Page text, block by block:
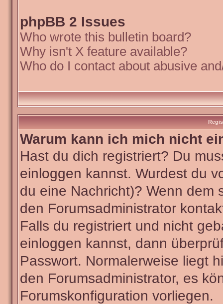
phpBB 2 Issues
Who wrote this bulletin board?
Why isn't X feature available?
Who do I contact about abusive
Warum kann ich mich nicht
Hast du dich registriert? Du
einloggen kannst. Wurdest du
du eine Nachricht)? Wenn dem
den Forumsadministrator
Falls du registriert und nicht
einloggen kannst, dann
Passwort. Normalerweise liegt
den Forumsadministrator, es
Forumskonfiguration vorliegen.